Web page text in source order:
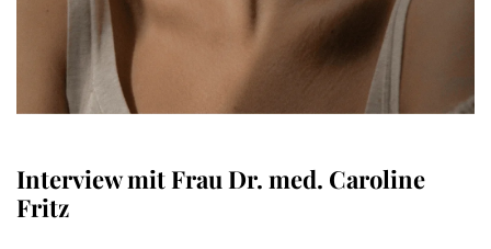
Interview mit Frau Dr. med. Caroline
Fritz